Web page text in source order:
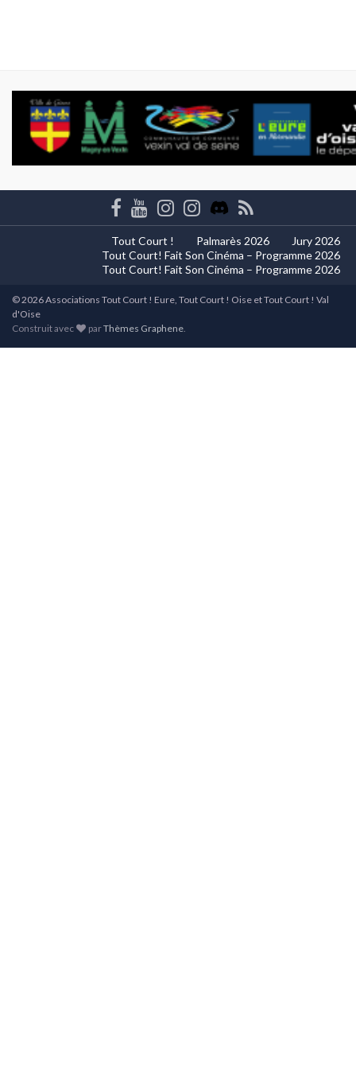
Tout Court ! Palmarès 2026
Jury 2026
Tout Court! Fait Son Cinéma – Programme 2026
Tout Court! Fait Son Cinéma – Programme 2026
© 2026 Associations Tout Court ! Eure, Tout Court ! Oise et Tout Court ! Val
d'Oise
Construit avec
parThèmes Graphene